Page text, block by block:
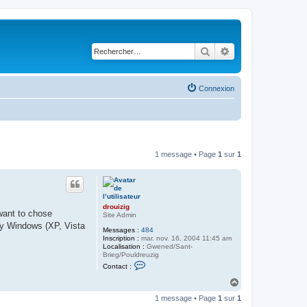
Rechercher
Connexion
1 message • Page 1 sur 1
drouizig
Site Admin
Messages : 484
Inscription : mar. nov. 16, 2004 11:45 am
Localisation : Gwened/Sant-
Brieg/Pouldreuzig
Contact :
to chose
Windows (XP, Vista
u
1 message • Page 1 sur 1